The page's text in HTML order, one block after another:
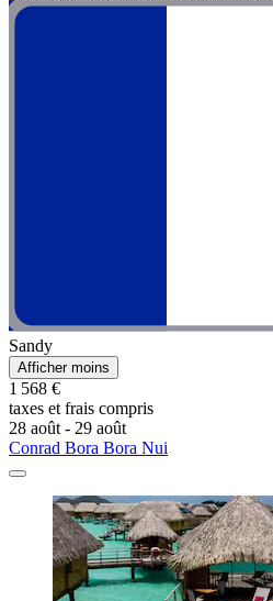
Sandy
Afficher moins
1 568 €
taxes et frais compris
28 août - 29 août
Conrad Bora Bora Nui